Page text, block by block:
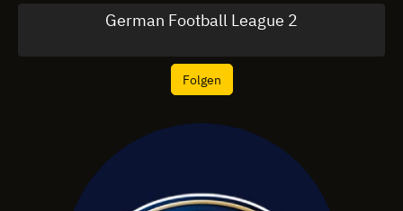
German Football League 2
Folgen